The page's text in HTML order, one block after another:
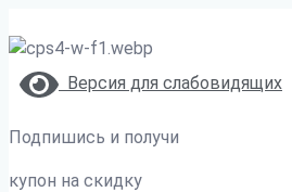
Версия для слабовидящих
Подпишись и получи
купон на скидку